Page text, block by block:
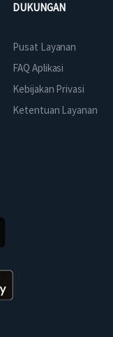
DUKUNGAN
Pusat Layanan
FAQ Aplikasi
Kebijakan Privasi
Ketentuan Layanan